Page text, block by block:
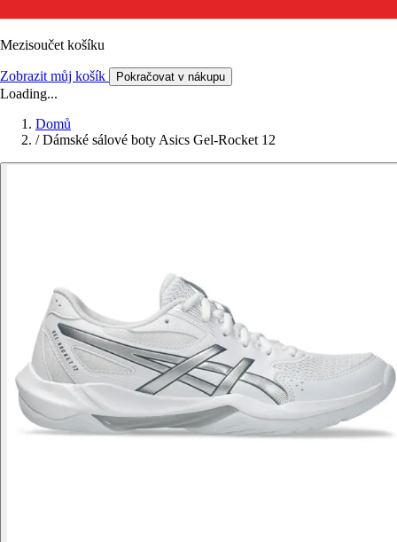
Mezisoučet košíku
Zobrazit můj košík Pokračovat v nákupu
Loading...
Domů
/ Dámské sálové boty Asics Gel-Rocket 12